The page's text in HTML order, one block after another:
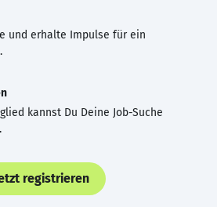
und erhalte Impulse für ein
kannst Du Deine Job-Suche
registrieren